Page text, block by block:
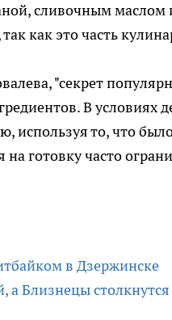
сливочным маслом
как это часть
"секрет
В условиях
используя то, что
готовку часто
в Дзержинске
а Близнецы